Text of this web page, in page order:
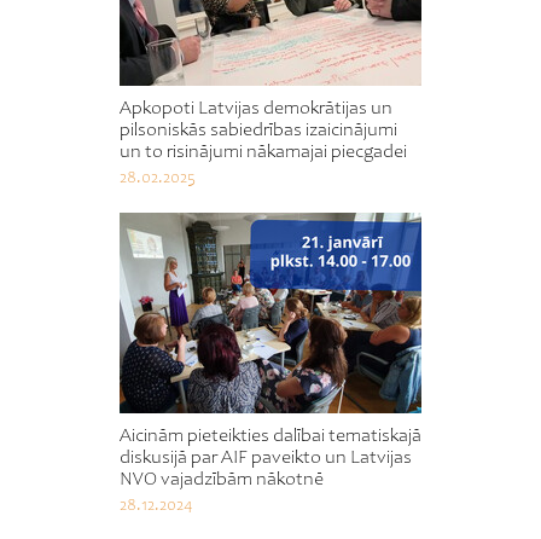
Apkopoti Latvijas demokrātijas un
pilsoniskās sabiedrības izaicinājumi
un to risinājumi nākamajai piecgadei
28.02.2025
Aicinām pieteikties dalībai tematiskajā
diskusijā par AIF paveikto un Latvijas
NVO vajadzībām nākotnē
28.12.2024